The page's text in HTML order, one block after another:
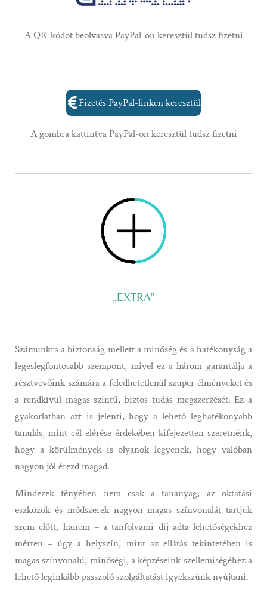
A QR-kódot beolvasva PayPal-on keresztül tudsz fizetni
Fizetés PayPal-linken keresztül
A gombra kattintva PayPal-on keresztül tudsz fizetni
„EXTRA”
Számunkra a biztonság mellett a minőség és a hatékonyság a
legeslegfontosabb szempont, mivel ez a három garantálja a
résztvevőink számára a feledhetetlenül szuper élményeket és
a rendkívül magas szintű, biztos tudás megszerzését. Ez a
gyakorlatban azt is jelenti, hogy a lehető leghatékonyabb
tanulás, mint cél elérése érdekében kifejezetten szeretnénk,
hogy a körülmények is olyanok legyenek, hogy valóban
nagyon jól érezd magad.
Mindezek fényében nem csak a tananyag, az oktatási
eszközök és módszerek nagyon magas színvonalát tartjuk
szem előtt, hanem – a tanfolyami díj adta lehetőségekhez
mérten – úgy a helyszín, mint az ellátás tekintetében is
magas színvonalú, minőségi, a képzéseink szellemiségéhez a
lehető leginkább passzoló szolgáltatást igyekszünk nyújtani.